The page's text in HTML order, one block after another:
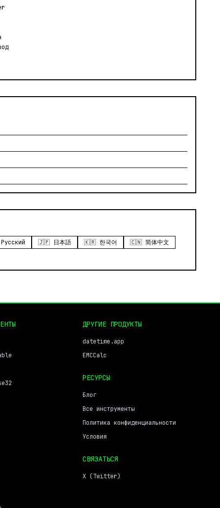
🇯🇵 日本語 🇰🇷 한국어
🇨🇳 简体中文
ДРУГИЕ ПРОДУКТЫ
datetime.app
EMCCalc
РЕСУРСЫ
Блог
Все инструменты
Политика конфиденциальности
Условия
СВЯЗАТЬСЯ
X (Twitter)